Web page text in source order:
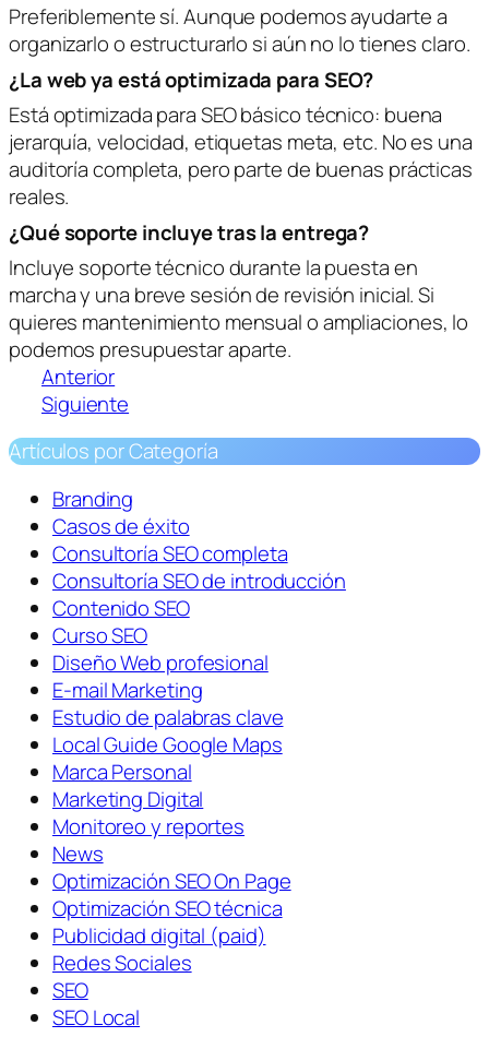
Preferiblemente sí. Aunque podemos ayudarte a
organizarlo o estructurarlo si aún no lo tienes claro.
¿La web ya está optimizada para SEO?
Está optimizada para SEO básico técnico: buena
jerarquía, velocidad, etiquetas meta, etc. No es una
auditoría completa, pero parte de buenas prácticas
reales.
¿Qué soporte incluye tras la entrega?
Incluye soporte técnico durante la puesta en
marcha y una breve sesión de revisión inicial. Si
quieres mantenimiento mensual o ampliaciones, lo
podemos presupuestar aparte.
Anterior
Siguiente
Artículos por Categoría
Branding
Casos de éxito
Consultoría SEO completa
Consultoría SEO de introducción
Contenido SEO
Curso SEO
Diseño Web profesional
E-mail Marketing
Estudio de palabras clave
Local Guide Google Maps
Marca Personal
Marketing Digital
Monitoreo y reportes
News
Optimización SEO On Page
Optimización SEO técnica
Publicidad digital (paid)
Redes Sociales
SEO
SEO Local